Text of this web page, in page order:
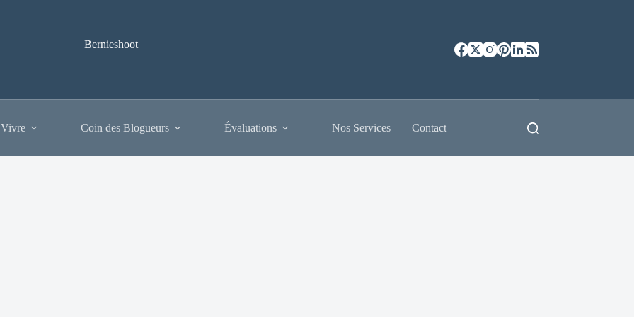
Bernieshoot
Coin des Blogueurs Évaluations Nos Services Contact